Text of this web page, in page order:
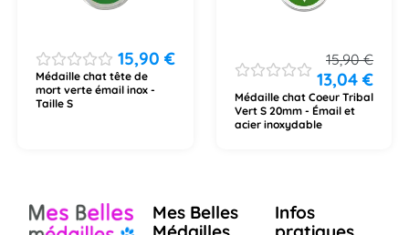
15,90 €
Médaille chat tête de
mort verte émail inox -
Taille S
15,90€
13,04€
Médaille chat Coeur Tribal
Vert S 20mm - Émail et
acier inoxydable
Mes Belles
Infos